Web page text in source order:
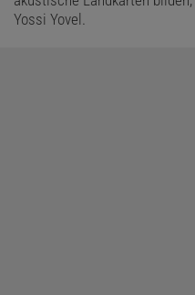
Yossi Yovel.